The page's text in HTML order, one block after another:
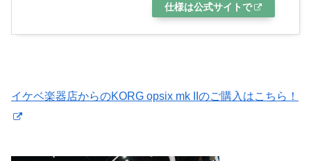
仕様は公式サイトで
イケベ楽器店からのKORG opsix mk IIのご購入はこちら！